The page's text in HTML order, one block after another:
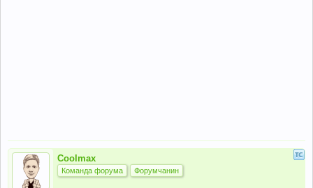
Coolmax
Команда форума Форумчанин